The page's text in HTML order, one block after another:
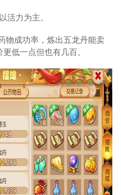
活力为主。
物成功率，炼出五龙丹能卖
低一点但也有几百。